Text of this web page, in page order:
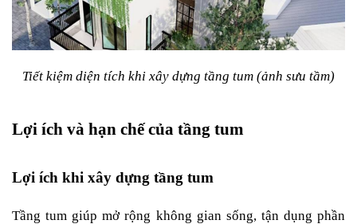
Tiết kiệm diện tích khi xây dựng tầng tum (ảnh sưu tầm)
Lợi ích và hạn chế của tầng tum
Lợi ích khi xây dựng tầng tum
Tầng tum giúp mở rộng không gian sống, tận dụng phần